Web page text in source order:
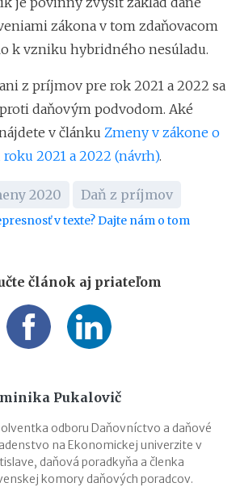
zákona v tom zdaňovacom
k vzniku hybridného nesúladu.
z príjmov pre rok 2021 a 2022 sa
daňovým podvodom. Aké
v článku Zmeny v zákone o
2021 a 2022 (návrh).
2020 Daň z príjmov
v texte? Dajte nám o tom
článok aj priateľom
Pukalovič
odboru Daňovníctvo a daňové
na Ekonomickej univerzite v
daňová poradkyňa a členka
komory daňových poradcov.